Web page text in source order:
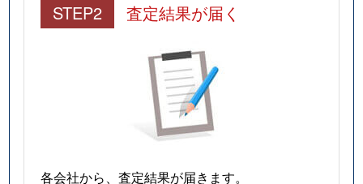
STEP2 査定結果が届く
各会社から、査定結果が届きます。